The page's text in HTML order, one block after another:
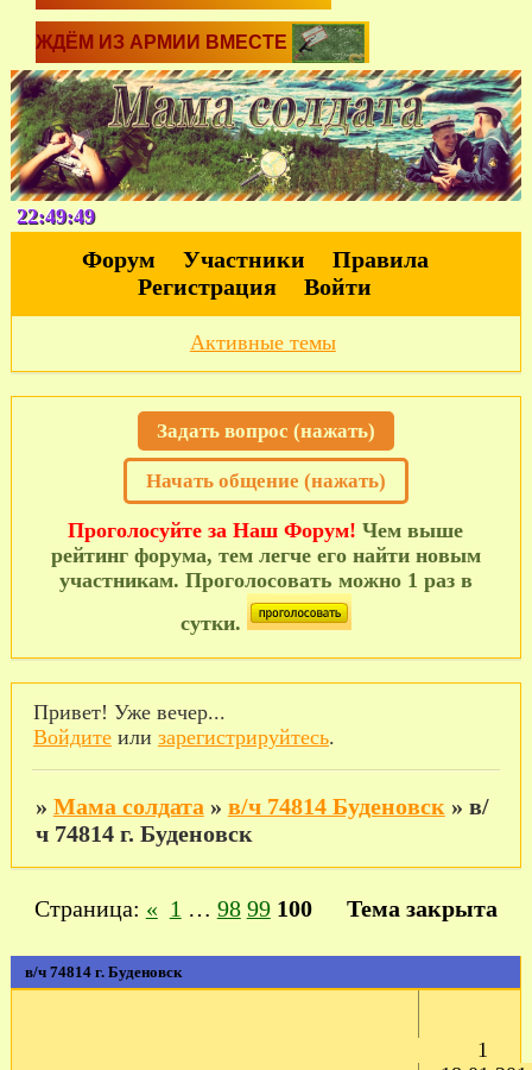
ЖДЁМ ИЗ АРМИИ ВМЕСТЕ
22:49:50
Форум Участники
Правила
Регистрация
Войти
Активные темы
Задать вопрос (нажать)
Начать общение (нажать)
Проголосуйте за Наш Форум! Чем выше
рейтинг форума, тем легче его найти новым
участникам. Проголосовать можно 1 раз в
сутки.
Привет! Уже вечер...
Войдитеили зарегистрируйтесь.
» Мама солдата » в/ч 74814 Буденовск » в/
ч 74814 г. Буденовск
в/ч 74814 г. Буденовск
Страница: « 1 … 98 99 100 Тема закрыта
1